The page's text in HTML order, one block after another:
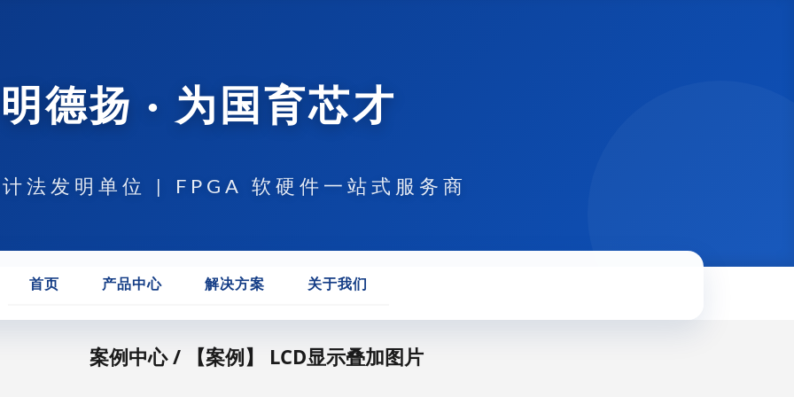
明德扬 · 为国育芯才
法发明单位 | FPGA 软硬件一站式服务商
首页 产品中心 解决方案 关于我们
案例中心 / 【案例】 LCD显示叠加图片